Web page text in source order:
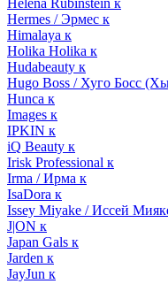
Helena Rubinstein к
Hermes / Эрмес к
Himalaya к
Holika Holika к
Hudabeauty к
Hugo Boss / Хуго Босс
Hunca к
Images к
IPKIN к
iQ Beauty к
Irisk Professional к
Irma / Ирма к
IsaDora к
Issey Miyake / Иссей
J|ON к
Japan Gals к
Jarden к
JayJun к